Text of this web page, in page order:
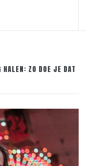
HALEN: ZO DOE JE DAT